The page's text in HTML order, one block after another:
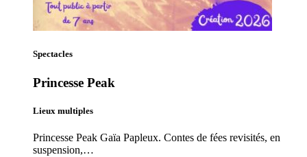
Spectacles
Princesse Peak
Lieux multiples
Princesse Peak Gaïa Papleux. Contes de fées revisités, en
suspension,…